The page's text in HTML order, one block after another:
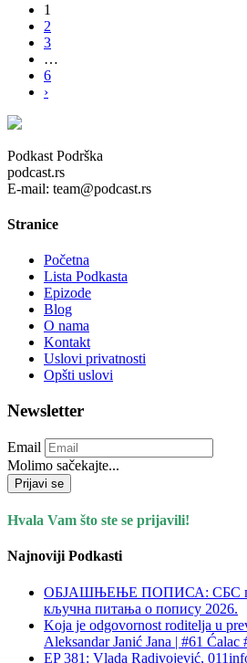
1
2
3
…
6
›
Podkast Podrška
podcast.rs
E-mail: team@podcast.rs
Stranice
Početna
Lista Podkasta
Epizode
Blog
O nama
Kontakt
Uslovi privatnosti
Opšti uslovi
Newsletter
Email
Molimo sačekajte...
Prijavi se
Hvala Vam što ste se prijavili!
Najnoviji Podkasti
ОБЈАШЊЕЊЕ ПОПИСА: СБС
кључна питања о попису 2026.
Koja je odgovornost roditelja u
Aleksandar Janić Jana | #61 Ćalac
EP 381: Vlada Radivojević,